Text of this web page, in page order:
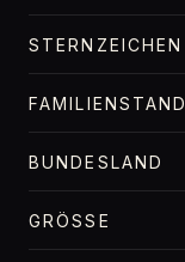
STERNZEICHEN
FAMILIENSTAND
BUNDESLAND
GRÖSSE